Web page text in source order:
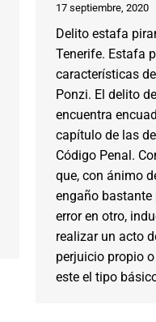
17 septiembre, 2020
Delito estafa
Tenerife. Estafa
características
Ponzi. El delito
encuentra
capítulo de las
Código Penal.
que, con ánimo
engaño bastante
error en otro,
realizar un acto
perjuicio propio
este el tipo